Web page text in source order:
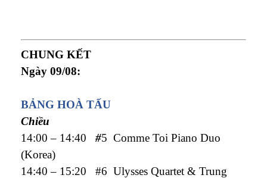
CHUNG KẾT
Ngày 09/08:
BẢNG HOÀ TẤU
Chiều
14:00 – 14:40 #5 Comme Toi Piano Duo
(Korea)
14:40 – 15:20 #6 Ulysses Quartet & Trung